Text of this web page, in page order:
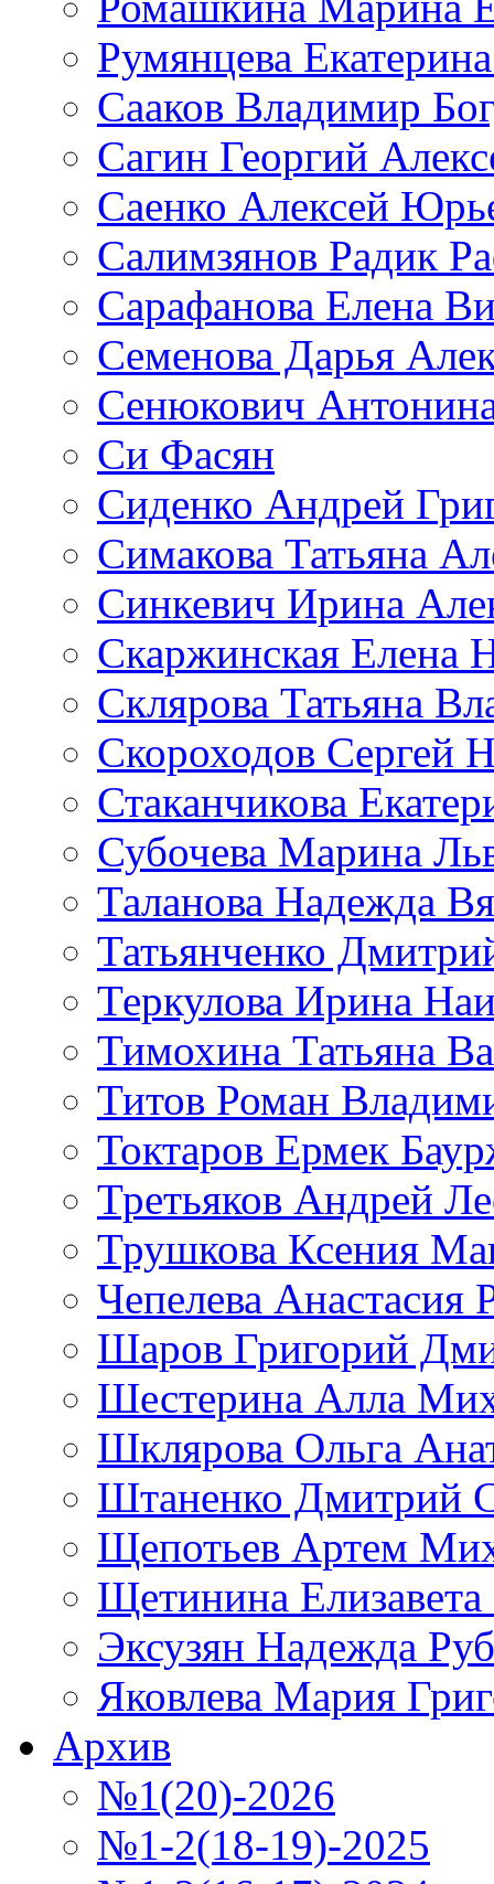
Румянцева
Сааков Владимир
Сагин Георгий
Саенко Алексей
Салимзянов Радик
Сарафанова Елена
Семенова Дарья
Сенюкович
Си Фасян
Сиденко Андрей
Симакова Татьяна
Синкевич Ирина
Скаржинская Елена
Склярова Татьяна
Скороходов Сергей
Стаканчикова
Субочева Марина
Таланова Надежда
Татьянченко
Теркулова Ирина
Тимохина Татьяна
Титов Роман
Токтаров Ермек
Третьяков Андрей
Трушкова Ксения
Чепелева Анастасия
Шаров Григорий
Шестерина Алла
Шклярова Ольга
Штаненко Дмитрий
Щепотьев Артем
Щетинина Елизавета
Эксузян Надежда
Яковлева Мария
Архив
№1(20)-2026
№1-2(18-19)-2025